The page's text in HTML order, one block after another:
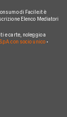
di Facile.it è
Elenco Mediatori
e carte, noleggio a
con socio unico•